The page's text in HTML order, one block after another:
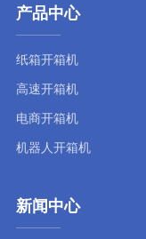
产品中心
纸箱开箱机
高速开箱机
电商开箱机
机器人开箱机
新闻中心